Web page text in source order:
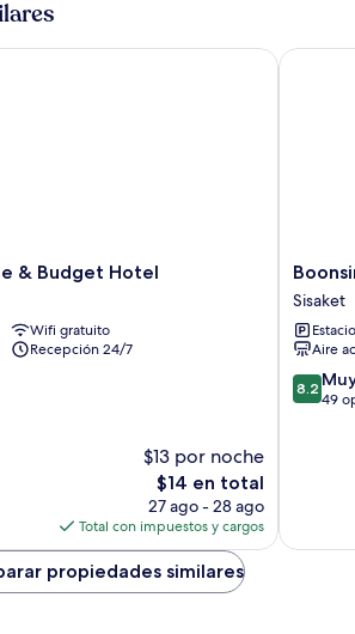
& Budget Hotel
Wifi gratuito
Recepción 24/7
$13 por noche
El
precio
actual
es
de
$14
$14 en total
27 ago - 28 ago
Total con impuestos y cargos
Budget Hotel
Boonsiri
Hotel
Sisaket
Sisaket
Aire
8.2
de
8.2
49
propiedades similares